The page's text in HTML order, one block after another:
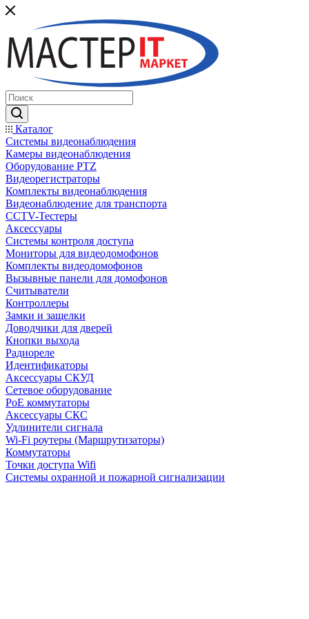
Каталог
Системы видеонаблюдения
Камеры видеонаблюдения
Оборудование PTZ
Видеорегистраторы
Комплекты видеонаблюдения
Видеонаблюдение для транспорта
CCTV-Тестеры
Аксессуары
Системы контроля доступа
Мониторы для видеодомофонов
Комплекты видеодомофонов
Вызывные панели для домофонов
Считыватели
Контроллеры
Замки и защелки
Доводчики для дверей
Кнопки выхода
Радиореле
Идентификаторы
Аксессуары СКУД
Сетевое оборудование
PoE коммутаторы
Аксессуары СКС
Удлинители сигнала
Wi-Fi роутеры (Маршрутизаторы)
Коммутаторы
Точки доступа Wifi
Системы охранной и пожарной сигнализации